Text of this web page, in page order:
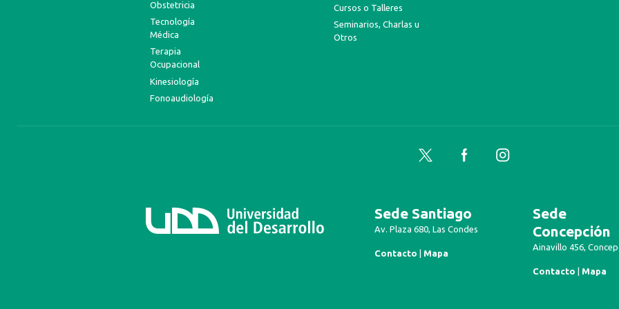
Obstetricia
Tecnología
Médica
Terapia
Ocupacional
Kinesiología
Fonoaudiología
Cursos o Talleres
Seminarios, Charlas u
Otros
Twitter FacebookInstagram
Sede Santiago
Av. Plaza 680, Las Condes
Contacto Mapa
Sede
Concepción
Ainavillo 456,
Contacto Mapa